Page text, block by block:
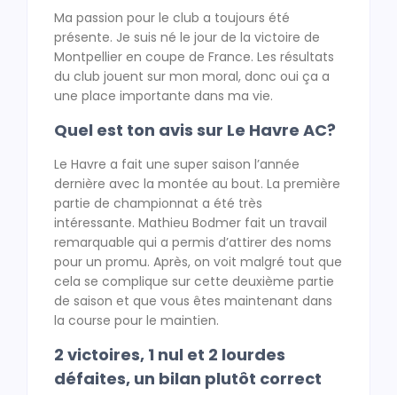
Ma passion pour le club a toujours été
présente. Je suis né le jour de la victoire de
Montpellier en coupe de France. Les résultats
du club jouent sur mon moral, donc oui ça a
une place importante dans ma vie.
Quel est ton avis sur Le Havre AC?
Le Havre a fait une super saison l’année
dernière avec la montée au bout. La première
partie de championnat a été très
intéressante. Mathieu Bodmer fait un travail
remarquable qui a permis d’attirer des noms
pour un promu. Après, on voit malgré tout que
cela se complique sur cette deuxième partie
de saison et que vous êtes maintenant dans
la course pour le maintien.
2 victoires, 1 nul et 2 lourdes
défaites, un bilan plutôt correct